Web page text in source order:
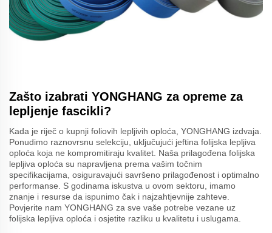
Zašto izabrati YONGHANG za opreme za
lepljenje fascikli?
Kada je riječ o kupnji foliovih lepljivih oploća, YONGHANG izdvaja.
Ponudimo raznovrsnu selekciju, uključujući jeftina folijska lepljiva
oploća koja ne kompromitiraju kvalitet. Naša prilagođena folijska
lepljiva oploća su napravljena prema vašim točnim
specifikacijama, osiguravajući savršeno prilagođenost i optimalno
performanse. S godinama iskustva u ovom sektoru, imamo
znanje i resurse da ispunimo čak i najzahtjevnije zahteve.
Povjerite nam YONGHANG za sve vaše potrebe vezane uz
folijska lepljiva oploća i osjetite razliku u kvalitetu i uslugama.